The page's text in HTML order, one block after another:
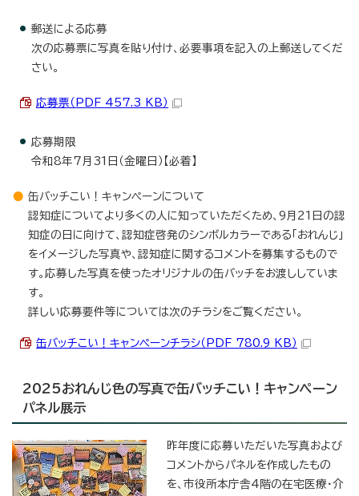
郵送による応募
次の応募票に写真を貼り付け、必要事項を記入の上郵送してくだ
さい。
応募票（PDF 457.3 KB）
応募期限
令和8年7月31日（金曜日）【必着】
缶バッチこい！キャンペーンについて
認知症についてより多くの人に知っていただくため、9月21日の認
知症の日に向けて、認知症啓発のシンボルカラーである「おれんじ」
をイメージした写真や、認知症に関するコメントを募集するもので
す。応募した写真を使ったオリジナルの缶バッチをお渡ししていま
す。
詳しい応募要件等については次のチラシをご覧ください。
缶バッチこい！キャンペーンチラシ（PDF 780.9 KB）
2025おれんじ色の写真で缶バッチこい！キャンペーン
パネル展示
昨年度に応募いただいた写真および
コメントからパネルを作成したもの
を、市役所本庁舎4階の在宅医療・介